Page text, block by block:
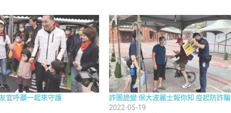
宜呼籲一起來守護
詐團詭變 保大波麗士報你知 疫起防詐騙
2022-05-19